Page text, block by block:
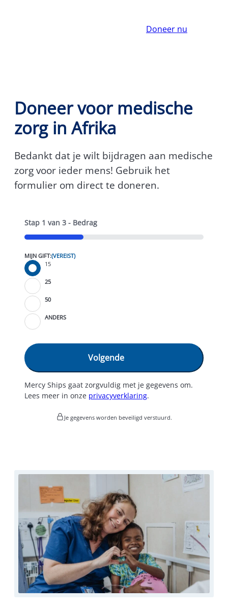
Doneer nu
Doneer voor medische
zorg in Afrika
Bedankt dat je wilt bijdragen aan medische
zorg voor ieder mens! Gebruik het
formulier om direct te doneren.
Stap 1 van 3 - Bedrag
33%
MIJN GIFT:(VEREIST)
15
25
50
ANDERS
JE BETAALT EENMALIG:
PRIJS:
Mercy Ships gaat zorgvuldig met je gegevens om.
Lees meer in onze privacyverklaring.
Je gegevens worden beveiligd verstuurd.